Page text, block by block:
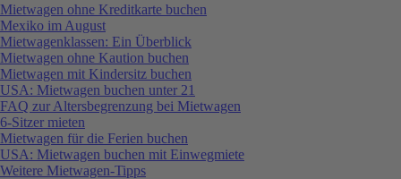
Mietwagen ohne Kreditkarte buchen
Mexiko im August
Mietwagenklassen: Ein Überblick
Mietwagen ohne Kaution buchen
Mietwagen mit Kindersitz buchen
USA: Mietwagen buchen unter 21
FAQ zur Altersbegrenzung bei Mietwagen
6-Sitzer mieten
Mietwagen für die Ferien buchen
USA: Mietwagen buchen mit Einwegmiete
Weitere Mietwagen-Tipps